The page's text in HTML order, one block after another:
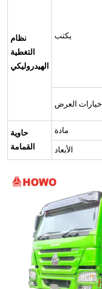
نظام
التغطية
الهيدروليكي
يكتب
خيارات العرض
حاوية
القمامة
مادة
الأبعاد